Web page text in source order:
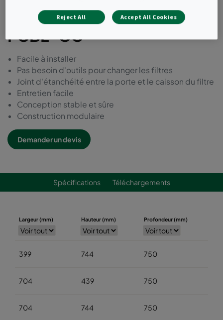
FCBL-CC
Facile à installer
Pas besoin d'outils pour changer les filtres
Joint d'étanchéité entre la porte et le caisson du filtre
Entretien facile
Conception stable et sûre
Construction modulaire
Demander un devis
Spécifications Téléchargements
Largeur (mm) Hauteur (mm) Profondeur (mm)
399 744 750
704 439 750
704 744 750
Reject All Accept All Cookies